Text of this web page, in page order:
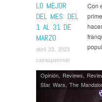
LO MEJOR
DEL MES: DEL
1 AL 31 DE
MARZO
abril 23, 2023
casaspammer
Con
Opinión, Reviews,
Star Wars, The